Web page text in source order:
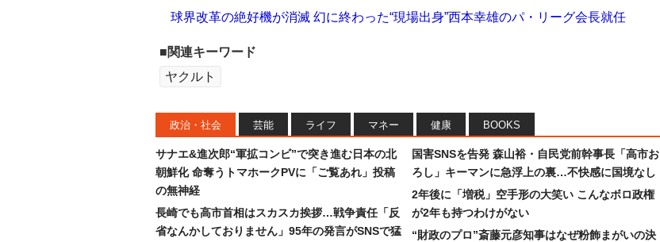
球界改革の絶好機が消滅 幻に終わった“現場出身”西本幸雄のパ・リーグ会長就任
■関連キーワード
ヤクルト
政治・社会 芸能 ライフ マネー 健康 BOOKS
サナエ&進次郎“軍拡コンビ”で突き進む日本の北
朝鮮化 命奪うトマホークPVに「ご覧あれ」投稿
の無神経
長崎でも高市首相はスカスカ挨拶…戦争責任「反
省なんかしておりません」95年の発言がSNSで猛
国害SNSを告発 森山裕・自民党前幹事長「高市お
ろし」キーマンに急浮上の裏…不快感に国境なし
2年後に「増税」空手形の大笑い こんなボロ政権
が2年も持つわけがない
“財政のプロ”斎藤元彦知事はなぜ粉飾まがいの決